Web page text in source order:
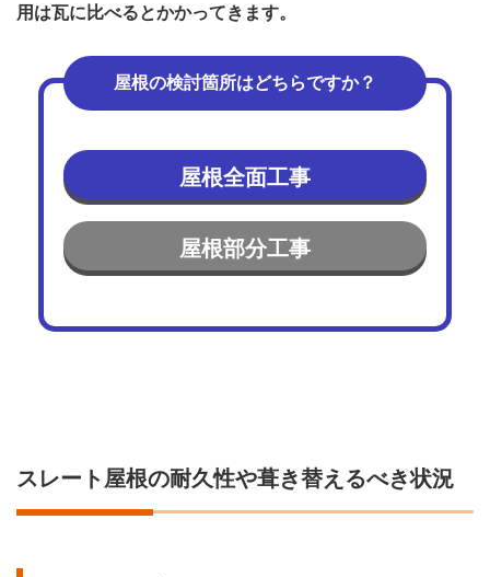
やカ
ベス
の耐
点
2.2
2.下
の劣
ト・
コロ
ニア
用は瓦に比べるとかかってきます。
屋根の検討箇所はどちらですか？
屋根全面工事
屋根部分工事
スレート屋根の耐久性や葺き替えるべき状況